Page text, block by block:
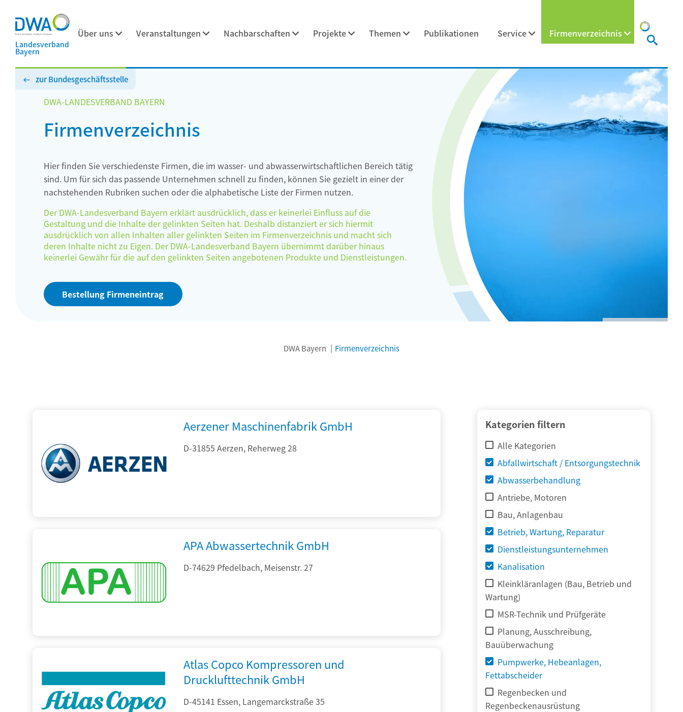
Landesverband
Bayern
Über uns Veranstaltungen Nachbarschaften Projekte Themen Publikationen Service Firmenverzeichnis
zur Bundesgeschäftsstelle
DWA-LANDESVERBAND BAYERN
Firmenverzeichnis
Hier finden Sie verschiedenste Firmen, die im wasser- und abwasserwirtschaftlichen Bereich tätig
sind. Um für sich das passende Unternehmen schnell zu finden, können Sie gezielt in einer der
nachstehenden Rubriken suchen oder die alphabetische Liste der Firmen nutzen.
Der DWA-Landesverband Bayern erklärt ausdrücklich, dass er keinerlei Einfluss auf die
Gestaltung und die Inhalte der gelinkten Seiten hat. Deshalb distanziert er sich hiermit
ausdrücklich von allen Inhalten aller gelinkten Seiten im Firmenverzeichnis und macht sich
deren Inhalte nicht zu Eigen. Der DWA-Landesverband Bayern übernimmt darüber hinaus
keinerlei Gewähr für die auf den gelinkten Seiten angebotenen Produkte und Dienstleistungen.
Bestellung Firmeneintrag
DWA Bayern Firmenverzeichnis
Kategorien filtern
Alle Kategorien
Abfallwirtschaft / Entsorgungstechnik
Abwasserbehandlung
Antriebe, Motoren
Bau, Anlagenbau
Betrieb, Wartung, Reparatur
Dienstleistungsunternehmen
Kanalisation
Kleinkläranlagen (Bau, Betrieb und
Wartung)
MSR-Technik und Prüfgeräte
Planung, Ausschreibung,
Bauüberwachung
Pumpwerke, Hebeanlagen,
Fettabscheider
Regenbecken und
Regenbeckenausrüstung
Aerzener Maschinenfabrik GmbH
D-31855 Aerzen, Reherweg 28
APA Abwassertechnik GmbH
D-74629 Pfedelbach, Meisenstr. 27
Atlas Copco Kompressoren und
Drucklufttechnik GmbH
D-45141 Essen, Langemarckstraße 35